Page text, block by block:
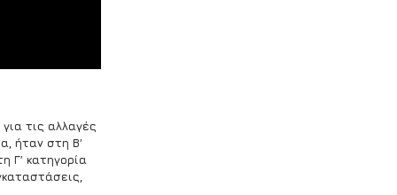
τις αλλαγές
ήταν στη Β’
Γ’ κατηγορία